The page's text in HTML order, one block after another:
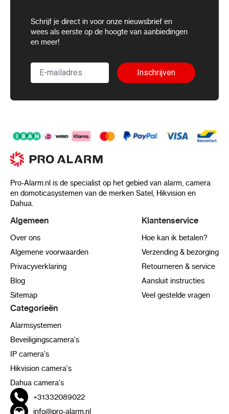
Schrijf je direct in voor onze nieuwsbrief en
wees als eerste op de hoogte van aanbiedingen
en meer!
Inschrijven
Pro-Alarm.nl is de specialist op het gebied van alarm, camera
en domoticasystemen van de merken Satel, Hikvision en
Dahua.
Algemeen
Over ons
Algemene voorwaarden
Privacyverklaring
Blog
Sitemap
Klantenservice
Hoe kan ik betalen?
Verzending & bezorging
Retourneren & service
Aansluit instructies
Veel gestelde vragen
Categorieën
Alarmsystemen
Beveiligingscamera's
IP camera's
Hikvision camera's
Dahua camera's
+31332089022
info@pro-alarm.nl